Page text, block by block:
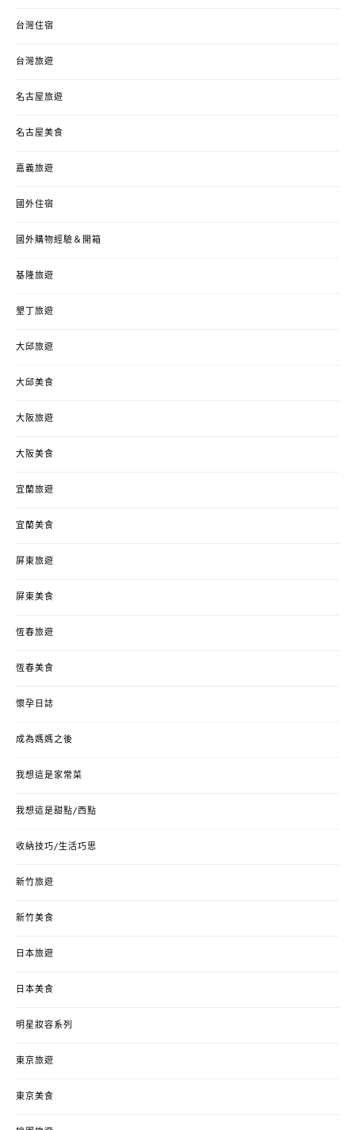
台灣住宿
台灣旅遊
名古屋旅遊
名古屋美食
嘉義旅遊
國外住宿
國外購物經驗＆開箱
基隆旅遊
墾丁旅遊
大邱旅遊
大邱美食
大阪旅遊
大阪美食
宜蘭旅遊
宜蘭美食
屏東旅遊
屏東美食
恆春旅遊
恆春美食
懷孕日誌
成為媽媽之後
我想這是家常菜
我想這是甜點/西點
收納技巧/生活巧思
新竹旅遊
新竹美食
日本旅遊
日本美食
明星妝容系列
東京旅遊
東京美食